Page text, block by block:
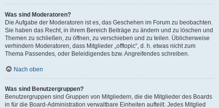
Was sind Moderatoren?
Die Aufgabe der Moderatoren ist es, das Geschehen im Forum zu beobachten.
Sie haben das Recht, in ihrem Bereich Beiträge zu ändern und zu löschen und
Themen zu schließen, zu öffnen, zu verschieben und zu teilen. Üblicherweise
verhindern Moderatoren, dass Mitglieder „offtopic“, d. h. etwas nicht zum
Thema Passendes, oder Beleidigendes bzw. Angreifendes schreiben.
Nach oben
Was sind Benutzergruppen?
Benutzergruppen sind Gruppen von Mitgliedern, die die Mitglieder des Boards
in für die Board-Administration verwaltbare Einheiten aufteilt. Jedes Mitglied